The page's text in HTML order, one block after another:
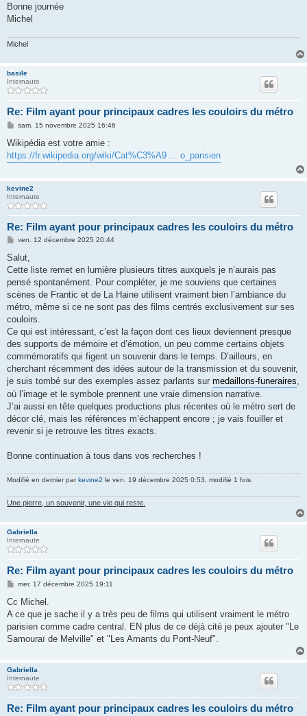
Bonne journée
Michel
Michel
basile
Internaute
Re: Film ayant pour principaux cadres les couloirs du métro
M
s
a
sam. 15 novembre 2025 16:46
Wikipédia est votre amie :
https://fr.wikipedia.org/wiki/Cat%C3%A9 ... o_parisien
kevine2
Internaute
Re: Film ayant pour principaux cadres les couloirs du métro
M
s
a
g
ven. 12 décembre 2025 20:44
Salut,
Cette liste remet en lumière plusieurs titres auxquels je n’aurais pas
pensé spontanément. Pour compléter, je me souviens que certaines
scènes de Frantic et de La Haine utilisent vraiment bien l’ambiance du
métro, même si ce ne sont pas des films centrés exclusivement sur ses
couloirs.
Ce qui est intéressant, c’est la façon dont ces lieux deviennent presque
des supports de mémoire et d’émotion, un peu comme certains objets
commémoratifs qui figent un souvenir dans le temps. D’ailleurs, en
cherchant récemment des idées autour de la transmission et du souvenir,
je suis tombé sur des exemples assez parlants sur medaillons-funeraires,
où l’image et le symbole prennent une vraie dimension narrative.
J’ai aussi en tête quelques productions plus récentes où le métro sert de
décor clé, mais les références m’échappent encore ; je vais fouiller et
revenir si je retrouve les titres exacts.
Bonne continuation à tous dans vos recherches !
Modifié en dernier par kevine2 le ven. 19 décembre 2025 0:53, modifié 1 fois.
Une pierre, un souvenir, une vie qui reste.
Gabriella
Internaute
Re: Film ayant pour principaux cadres les couloirs du métro
M
s
a
g
mer. 17 décembre 2025 19:11
Cc Michel.
A ce que je sache il y a très peu de films qui utilisent vraiment le métro
parisien comme cadre central. EN plus de ce déjà cité je peux ajouter "Le
Samouraï de Melville" et "Les Amants du Pont-Neuf".
Gabriella
Internaute
Re: Film ayant pour principaux cadres les couloirs du métro